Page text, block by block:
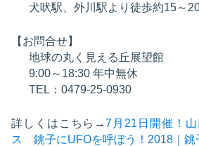
犬吠駅、外川駅より徒歩約15～
【お問合せ】
地球の丸く見える丘展望館
9:00～18:30 年中無休
TEL：0479-25-0930
詳しくはこちら→7月21日開催！
ス 銚子にUFOを呼ぼう！2018｜銚